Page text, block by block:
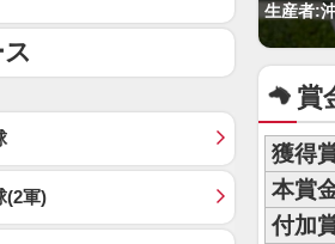
生産者:
賞
獲得
本賞
付加
(2軍)